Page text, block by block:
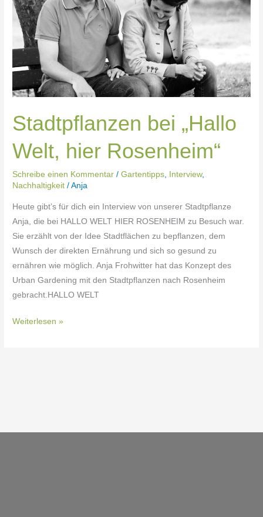
Stadtpflanzen bei „Hallo
Welt, hier Rosenheim“
Schreibe einen Kommentar /Gartentipps, Interview,
Nachhaltigkeit /Anja
Heute gibt’s für dich ein Interview von unserer Stadtpflanze
Anja, die bei HALLO WELT HIER ROSENHEIM zu Besuch war.
Sie erzählt von der Idee Stadtflächen zu bepflanzen, dem
Wunsch der direkten Ernährung und sich so gesund zu
ernähren wie möglich. Anja Frohwitter hat das Konzept des
Urban Gardening mit den Stadtpflanzen nach Rosenheim
gebracht.HALLO WELT
hier
Rosenheim“
Weiterlesen »